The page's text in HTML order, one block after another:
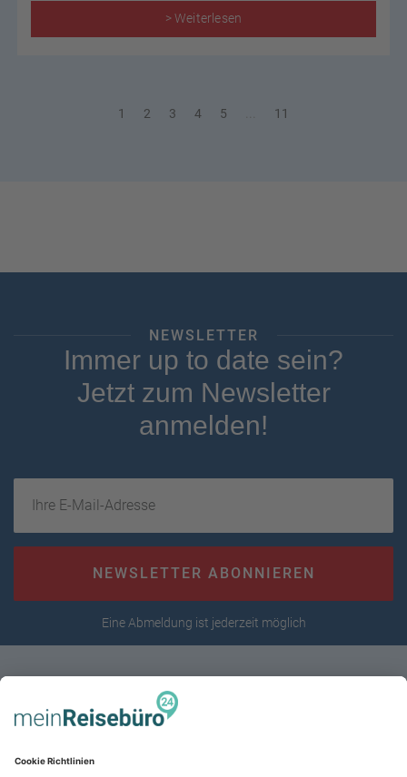
> Weiterlesen
1 2 3 4 5 11
NEWSLETTER
Immer up to date sein?
Jetzt zum Newsletter
anmelden!
NEWSLETTER ABONNIEREN
Eine Abmeldung ist jederzeit möglich
RECHTLICHES